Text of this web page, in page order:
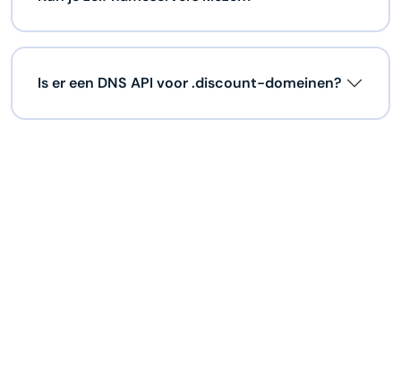
Is er een DNS API voor .discount-domeinen?